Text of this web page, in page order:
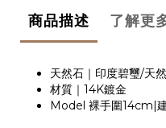
商品描述 了解更
天然石｜印度碧璽/天
材質｜14K鍍金
Model 裸手圍14cm|